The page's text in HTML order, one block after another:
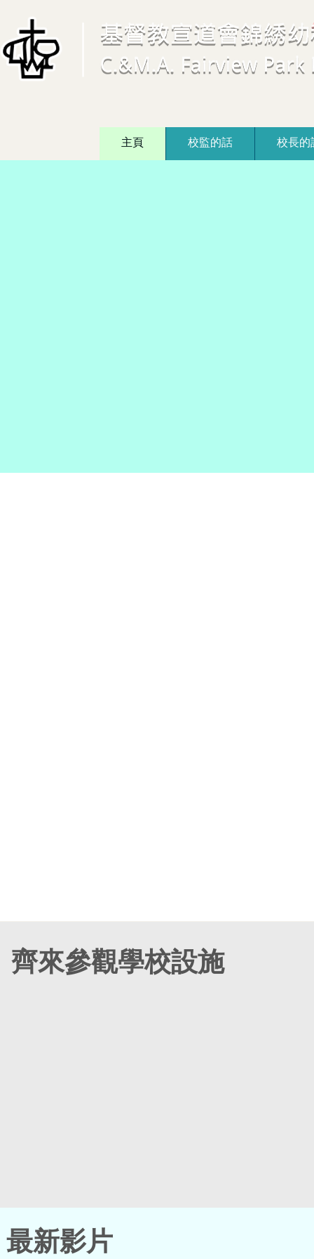
主頁 校監的話 校長的
齊來參觀學校設施
最新影片